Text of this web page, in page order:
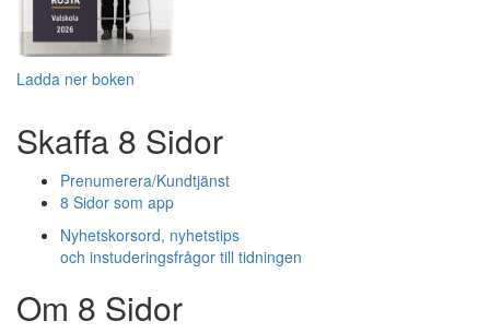
Ladda ner boken
Skaffa 8 Sidor
Prenumerera/Kundtjänst
8 Sidor som app
Nyhetskorsord, nyhetstips
och instuderingsfrågor till tidningen
Om 8 Sidor